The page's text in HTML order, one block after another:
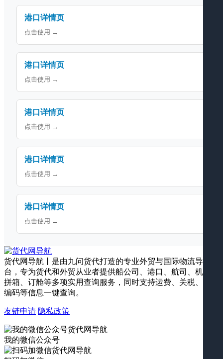
港口详情页
点击使用 →
港口详情页
点击使用 →
港口详情页
点击使用 →
港口详情页
点击使用 →
港口详情页
点击使用 →
货代网导航丨是由九问货代打造的专业外贸与国际物流导航平
台，专为货代和外贸从业者提供船公司、港口、航司、机场、
拼箱、订舱等多项实用查询服务，同时支持运费、关税、海关
编码等信息一键查询。
友链申请 隐私政策
我的微信公众号